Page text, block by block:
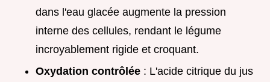
dans l'eau glacée augmente la pression
interne des cellules, rendant le légume
incroyablement rigide et croquant.
Oxydation contrôlée : L'acide citrique du jus